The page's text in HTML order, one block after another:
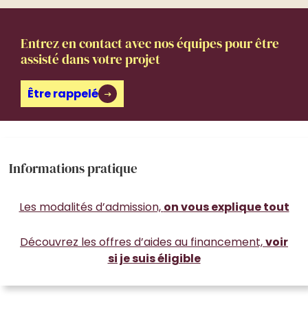
Entrez en contact avec nos équipes pour être
assisté dans votre projet
Être rappelé
Informations pratique
Les modalités d’admission, on vous explique tout
Découvrez les offres d’aides au financement,voir
si je suis éligible